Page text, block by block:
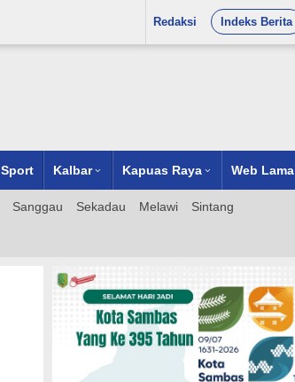
Redaksi Indeks Berita
Sport Kalbar Kapuas Raya Web Lama
Sanggau Sekadau Melawi Sintang